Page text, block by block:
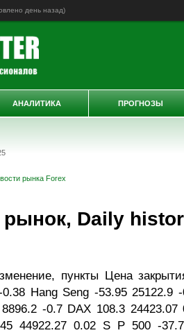
день назад)
рынка Forex
Daily
пункты Цена
0.38 Hang Seng -53.95 25122.9
-0.7 DAX 108.3
44922.27 0.02 S P 500 -
АНАЛИТИКА ПРОГНОЗЫ